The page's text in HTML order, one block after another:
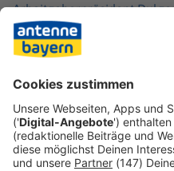
Arbeitgeberpräsident
Reform der Erbschaftsteuer
sich, ob die SPD verstanden
wirtschaftliche Lage sei.
die telefonische
DGB wiederum strikt